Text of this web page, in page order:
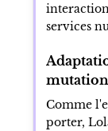
services
mutation
Comme
porter,